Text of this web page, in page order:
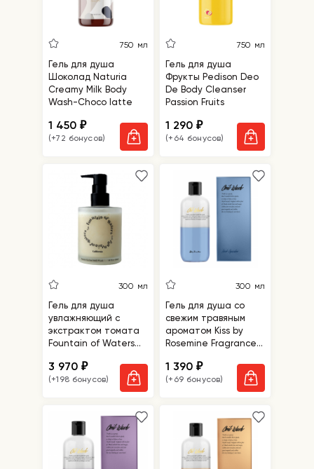
750 мл
Гель для душа
Шоколад Naturia
Creamy Milk Body
Wash-Choco latte
1 450₽
(+72 бонусов)
750 мл
Гель для душа
Фрукты Pedison Deo
De Body Cleanser
Passion Fruits
1 290₽
(+64 бонусов)
300 мл
Гель для душа
увлажняющий с
экстрактом томата
Fountain of Waters
Wash
3 970₽
(+198 бонусов)
300 мл
Гель для душа со
свежим травяным
ароматом Kiss by
Rosemine Fragrance
Herb Garden
1 390₽
(+69 бонусов)